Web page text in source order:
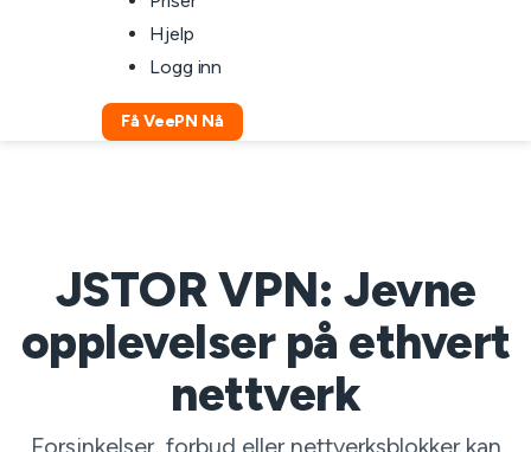
Hjelp
Logg inn
Få VeePN Nå
JSTOR VPN: Jevne
opplevelser på ethvert
nettverk
Forsinkelser, forbud eller nettverksblokker kan